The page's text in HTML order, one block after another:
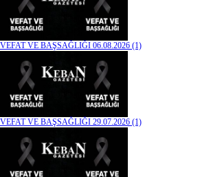
VEFAT VE BAŞSAĞLIĞI 06.08.2026 (1)
VEFAT VE BAŞSAĞLIĞI 29.07.2026 (1)